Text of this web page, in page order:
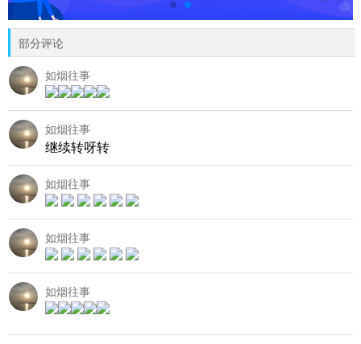
部分评论
如烟往事
如烟往事
继续转呀转
如烟往事
如烟往事
如烟往事